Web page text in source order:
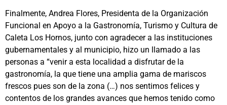
Finalmente, Andrea Flores, Presidenta de la Organización
Funcional en Apoyo a la Gastronomía, Turismo y Cultura de
Caleta Los Hornos, junto con agradecer a las instituciones
gubernamentales y al municipio, hizo un llamado a las
personas a “venir a esta localidad a disfrutar de la
gastronomía, la que tiene una amplia gama de mariscos
frescos pues son de la zona (…) nos sentimos felices y
contentos de los grandes avances que hemos tenido como